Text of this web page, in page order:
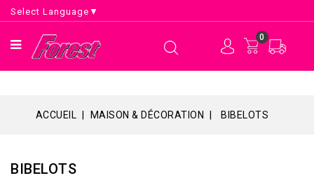
Select Language ▼
0
ACCUEIL MAISON & DÉCORATION BIBELOTS
BIBELOTS